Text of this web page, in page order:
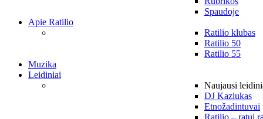
Spaudoje
Apie Ratilio
Ratilio klubas
Ratilio 50
Ratilio 55
Muzika
Leidiniai
Naujausi
DJ Kaziukas
Etnožadintuvai
Ratilio – ratui